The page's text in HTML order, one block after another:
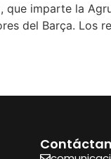
que imparte la
del Barça. Los